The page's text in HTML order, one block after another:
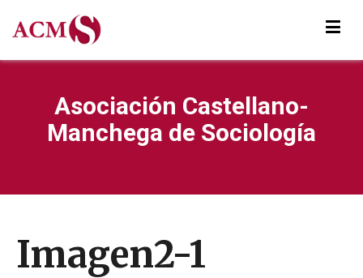
Asociación Castellano-
Manchega de Sociología
Imagen2-1